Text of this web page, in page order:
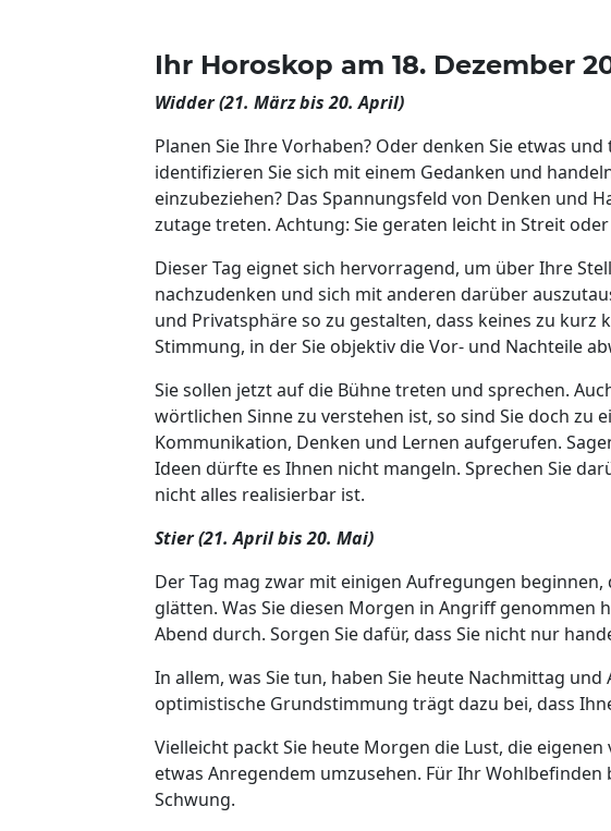
Ihr Horoskop am 18. Dezember
Widder (21. März bis 20. April)
Planen Sie Ihre Vorhaben? Oder denken Sie etwas
identifizieren Sie sich mit einem Gedanken und
einzubeziehen? Das Spannungsfeld von Denken und
zutage treten. Achtung: Sie geraten leicht in Streit
Dieser Tag eignet sich hervorragend, um über Ihre
nachzudenken und sich mit anderen darüber
und Privatsphäre so zu gestalten, dass keines zu kurz
Stimmung, in der Sie objektiv die Vor- und Nachteile
Sie sollen jetzt auf die Bühne treten und sprechen.
wörtlichen Sinne zu verstehen ist, so sind Sie doch zu
Kommunikation, Denken und Lernen aufgerufen.
Ideen dürfte es Ihnen nicht mangeln. Sprechen Sie
nicht alles realisierbar ist.
Stier (21. April bis 20. Mai)
Der Tag mag zwar mit einigen Aufregungen
glätten. Was Sie diesen Morgen in Angriff genommen
Abend durch. Sorgen Sie dafür, dass Sie nicht nur
In allem, was Sie tun, haben Sie heute Nachmittag
optimistische Grundstimmung trägt dazu bei, dass
Vielleicht packt Sie heute Morgen die Lust, die
etwas Anregendem umzusehen. Für Ihr
Schwung.